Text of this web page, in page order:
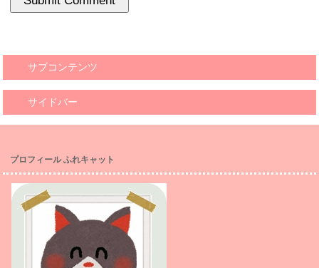
サブコンテンツ
サイドバー
プロフィール ふれキャット